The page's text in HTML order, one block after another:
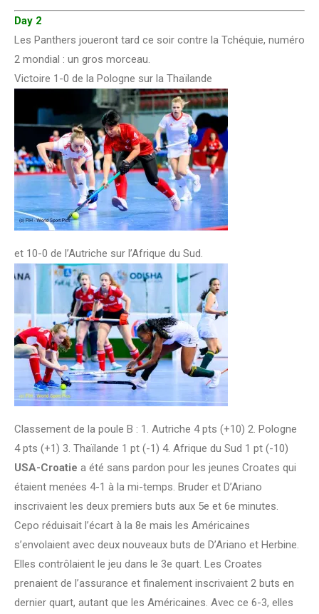
Day 2
Les Panthers joueront tard ce soir contre la Tchéquie, numéro
2 mondial : un gros morceau.
Victoire 1-0 de la Pologne sur la Thaïlande
et 10-0 de l’Autriche sur l’Afrique du Sud.
Classement de la poule B : 1. Autriche 4 pts (+10) 2. Pologne
4 pts (+1) 3. Thaïlande 1 pt (-1) 4. Afrique du Sud 1 pt (-10)
USA-Croatie a été sans pardon pour les jeunes Croates qui
étaient menées 4-1 à la mi-temps. Bruder et D’Ariano
inscrivaient les deux premiers buts aux 5e et 6e minutes.
Cepo réduisait l’écart à la 8e mais les Américaines
s’envolaient avec deux nouveaux buts de D’Ariano et Herbine.
Elles contrôlaient le jeu dans le 3e quart. Les Croates
prenaient de l’assurance et finalement inscrivaient 2 buts en
dernier quart, autant que les Américaines. Avec ce 6-3, elles